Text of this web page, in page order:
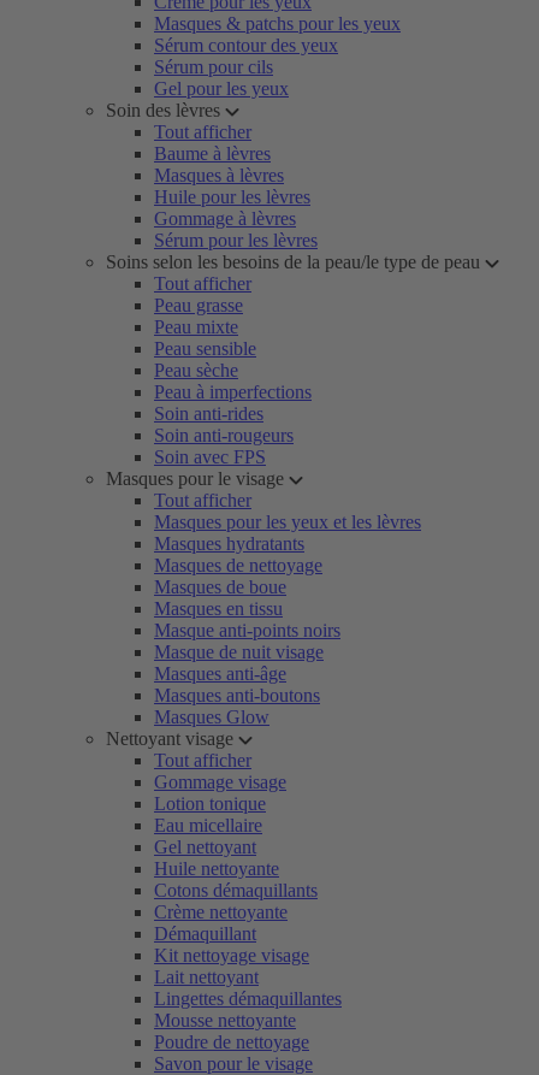
Masques & patchs pour les yeux
Sérum contour des yeux
Sérum pour cils
Gel pour les yeux
Soin des lèvres
Tout afficher
Baume à lèvres
Masques à lèvres
Huile pour les lèvres
Gommage à lèvres
Sérum pour les lèvres
Soins selon les besoins de la peau/le type de peau
Tout afficher
Peau grasse
Peau mixte
Peau sensible
Peau sèche
Peau à imperfections
Soin anti-rides
Soin anti-rougeurs
Soin avec FPS
Masques pour le visage
Tout afficher
Masques pour les yeux et les lèvres
Masques hydratants
Masques de nettoyage
Masques de boue
Masques en tissu
Masque anti-points noirs
Masque de nuit visage
Masques anti-âge
Masques anti-boutons
Masques Glow
Nettoyant visage
Tout afficher
Gommage visage
Lotion tonique
Eau micellaire
Gel nettoyant
Huile nettoyante
Cotons démaquillants
Crème nettoyante
Démaquillant
Kit nettoyage visage
Lait nettoyant
Lingettes démaquillantes
Mousse nettoyante
Poudre de nettoyage
Savon pour le visage